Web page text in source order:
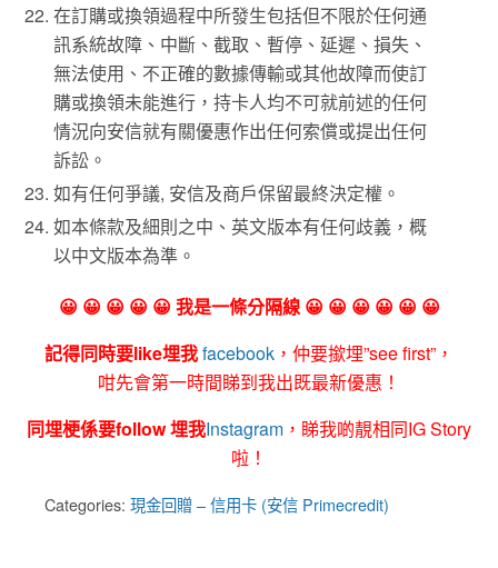
在訂購或換領過程中所發生包括但不限於任何通
訊系統故障、中斷、截取、暫停、延遲、損失、
無法使用、不正確的數據傳輸或其他故障而使訂
購或換領未能進行，持卡人均不可就前述的任何
情況向安信就有關優惠作出任何索償或提出任何
訴訟。
如有任何爭議, 安信及商戶保留最終決定權。
如本條款及細則之中、英文版本有任何歧義，概
以中文版本為準。
😀 😀 😀 😀 😀 我是一條分隔線 😀 😀 😀 😀 😀 😀
記得同時要like埋我facebook ，仲要撳埋”see first”，
咁先會第一時間睇到我出既最新優惠！
同埋梗係要follow 埋我Instagram ，睇我啲靚相同IG Story
啦！
Categories: 現金回贈 – 信用卡 (安信 Primecredit)